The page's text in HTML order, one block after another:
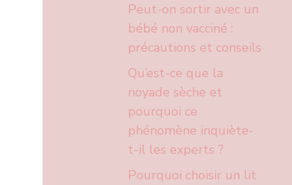
Peut-on sortir avec un
bébé non vacciné :
précautions et conseils
Qu’est-ce que la
noyade sèche et
pourquoi ce
phénomène inquiète-
t-il les experts ?
Pourquoi choisir un lit